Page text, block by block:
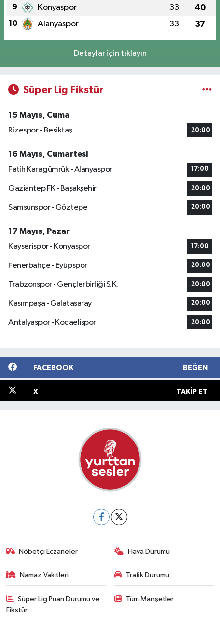
9 Konyaspor 33 40
10 Alanyaspor 33 37
Detaylar için tıklayın
Süper Lig Fikstür
15 Mayıs, Cuma
Rizespor - Beşiktaş
20:00
16 Mayıs, Cumartesi
Fatih Karagümrük - Alanyaspor
17:00
Gaziantep FK - Başakşehir 20:00
Samsunspor - Göztepe 20:00
17 Mayıs, Pazar
Kayserispor - Konyaspor
17:00
Fenerbahçe - Eyüpspor 20:00
Trabzonspor - Gençlerbirliği S.K. 20:00
Kasımpaşa - Galatasaray 20:00
Antalyaspor - Kocaelispor 20:00
FACEBOOK BEĞEN
X TAKIP ET
Nöbetçi Eczaneler Hava Durumu
Namaz Vakitleri Trafik Durumu
Süper Lig Puan Durumu ve
Fikstür
Tüm Manşetler